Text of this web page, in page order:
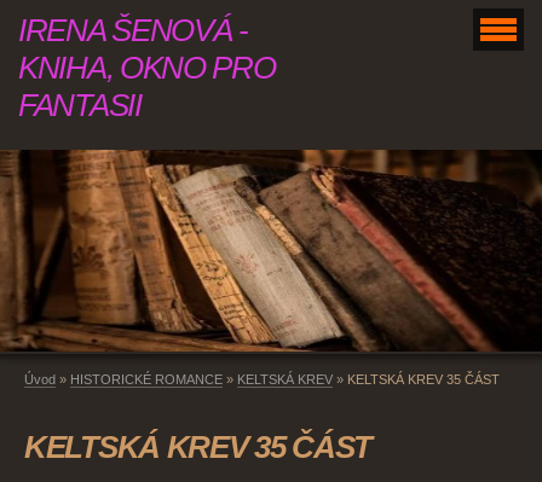
IRENA ŠENOVÁ -
KNIHA, OKNO PRO
FANTASII
Úvod » HISTORICKÉ ROMANCE » KELTSKÁ KREV » KELTSKÁ KREV 35 ČÁST
KELTSKÁ KREV 35 ČÁST